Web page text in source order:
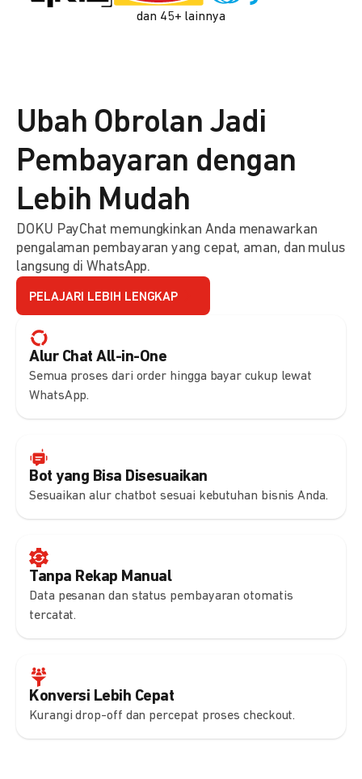
dan 45+ lainnya
Alur Chat All-in-One
Semua proses dari order hingga bayar cukup lewat
WhatsApp.
Bot yang Bisa Disesuaikan
Sesuaikan alur chatbot sesuai kebutuhan bisnis Anda.
Tanpa Rekap Manual
Data pesanan dan status pembayaran otomatis
tercatat.
Konversi Lebih Cepat
Kurangi drop-off dan percepat proses checkout.
Ubah Obrolan Jadi
Pembayaran dengan
Lebih Mudah
DOKU PayChat memungkinkan Anda menawarkan
pengalaman pembayaran yang cepat, aman, dan mulus
langsung di WhatsApp.
PELAJARI LEBIH LENGKAP